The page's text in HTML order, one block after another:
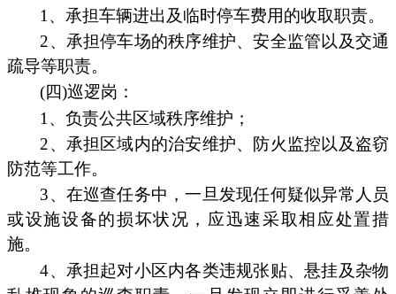
1、承担车辆进出及临时停车费用的收取职责。
2、承担停车场的秩序维护、安全监管以及交通
疏导等职责。
(四)巡逻岗：
1、负责公共区域秩序维护；
2、承担区域内的治安维护、防火监控以及盗窃
防范等工作。
3、在巡查任务中，一旦发现任何疑似异常人员
或设施设备的损坏状况，应迅速采取相应处置措
施。
4、承担起对小区内各类违规张贴、悬挂及杂物